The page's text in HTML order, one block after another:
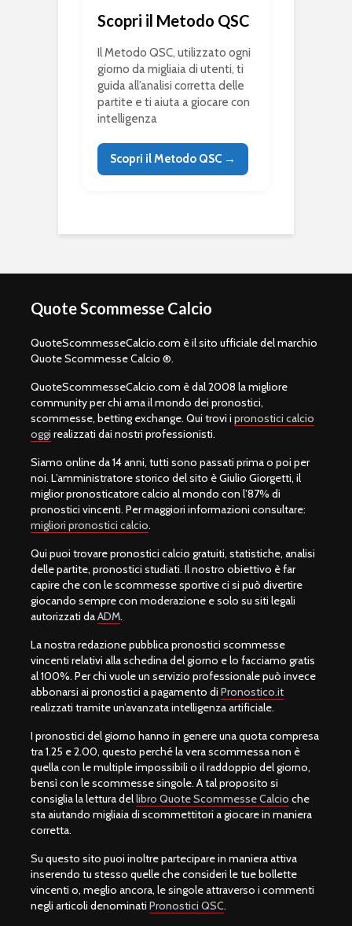
Scopri il Metodo QSC
Il Metodo QSC, utilizzato ogni
giorno da migliaia di utenti, ti
guida all’analisi corretta delle
partite e ti aiuta a giocare con
intelligenza
Scopri il Metodo QSC →
Quote Scommesse Calcio
QuoteScommesseCalcio.com è il sito ufficiale del marchio
Quote Scommesse Calcio ®.
QuoteScommesseCalcio.com è dal 2008 la migliore
community per chi ama il mondo dei pronostici,
scommesse, betting exchange. Qui trovi i pronostici calcio
oggi realizzati dai nostri professionisti.
Siamo online da 14 anni, tutti sono passati prima o poi per
noi. L’amministratore storico del sito è Giulio Giorgetti, il
miglior pronosticatore calcio al mondo con l’87% di
pronostici vincenti. Per maggiori informazioni consultare:
migliori pronostici calcio.
Qui puoi trovare pronostici calcio gratuiti, statistiche, analisi
delle partite, pronostici studiati. Il nostro obiettivo è far
capire che con le scommesse sportive ci si può divertire
giocando sempre con moderazione e solo su siti legali
autorizzati daADM.
La nostra redazione pubblica pronostici scommesse
vincenti relativi alla schedina del giorno e lo facciamo gratis
al 100%. Per chi vuole un servizio professionale può invece
abbonarsi ai pronostici a pagamento di Pronostico.it
realizzati tramite un’avanzata intelligenza artificiale.
I pronostici del giorno hanno in genere una quota compresa
tra 1.25 e 2.00, questo perché la vera scommessa non è
quella con le multiple impossibili o il raddoppio del giorno,
bensì con le scommesse singole. A tal proposito si
consiglia la lettura dellibro Quote Scommesse Calcio che
sta aiutando migliaia di scommettitori a giocare in maniera
corretta.
Su questo sito puoi inoltre partecipare in maniera attiva
inserendo tu stesso quelle che consideri le tue bollette
vincenti o, meglio ancora, le singole attraverso i commenti
negli articoli denominati Pronostici QSC.